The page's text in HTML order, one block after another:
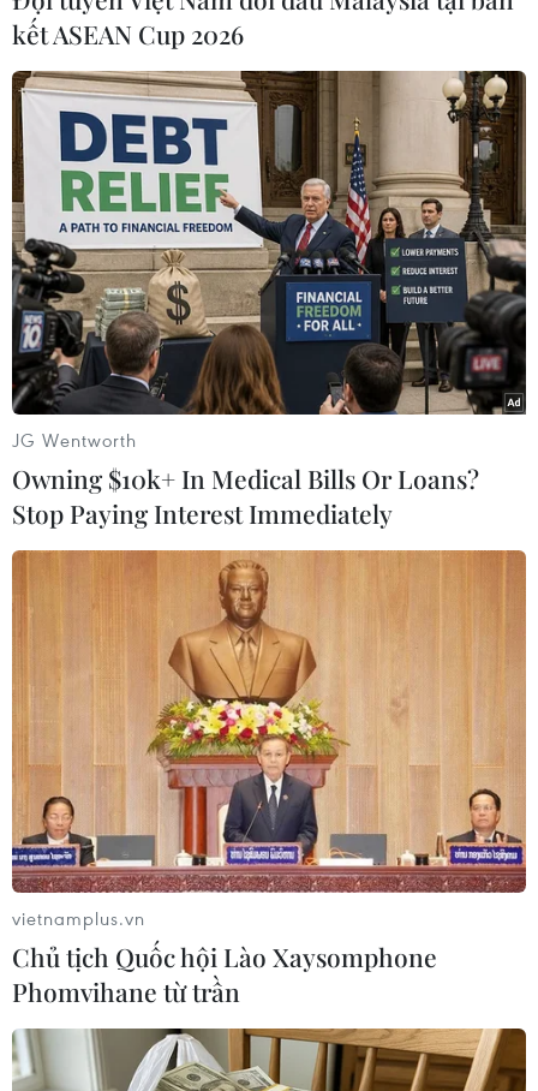
Người dân sắp xếp, vận chuyển hàng hóa dưới nắng nóng gay
gắt ở khu vực chợ Đông Ba, phường Phú Xuân, thành phố Huế.
(Ảnh: Nguyên Lý/TTXVN)
Người dân mặc kín đồ bảo hộ chống nắng nóng khi mưu sinh ở
bờ Nam sông Hương, phường Thuận Hóa, thành phố Huế.
(Ảnh: Nguyên Lý/TTXVN)
Một lái xe công nghệ ở Huế uống thêm nước khi di chuyển trên
đường, để cơ thể tránh mất nước giữa nắng nóng gay gắt.
(Ảnh: Nguyên Lý/TTXVN)
kết ASEAN Cup 2026
JG Wentworth
Owning $10k+ In Medical Bills Or Loans?
Stop Paying Interest Immediately
vietnamplus.vn
Chủ tịch Quốc hội Lào Xaysomphone
Phomvihane từ trần